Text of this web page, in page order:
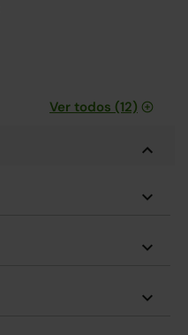
Ver todos (12)